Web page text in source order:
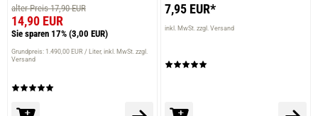
alter Preis 17,90 EUR
14,90 EUR
Sie sparen 17% (3,00 EUR)
Grundpreis: 1.490,00 EUR / Liter inkl. MwSt. zzgl.
Versand
7,95 EUR*
inkl. MwSt. zzgl. Versand